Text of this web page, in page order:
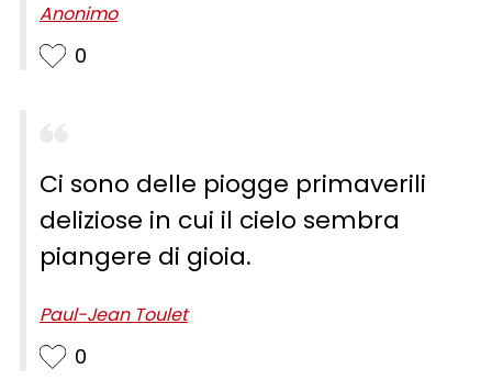
Anonimo
0
Ci sono delle piogge primaverili
deliziose in cui il cielo sembra
piangere di gioia.
Paul-Jean Toulet
0